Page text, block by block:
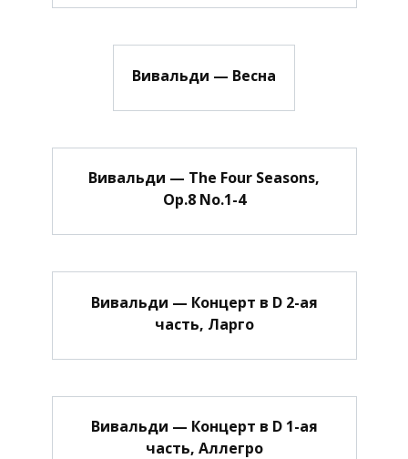
Вивальди — Весна
Вивальди — The Four Seasons,
Op.8 No.1-4
Вивальди — Концерт в D 2-ая
часть, Ларго
Вивальди — Концерт в D 1-ая
часть, Аллегро